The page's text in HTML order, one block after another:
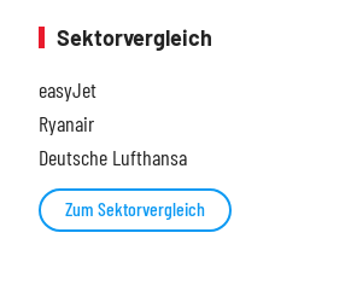
Sektorvergleich
easyJet
Ryanair
Deutsche Lufthansa
Zum Sektorvergleich